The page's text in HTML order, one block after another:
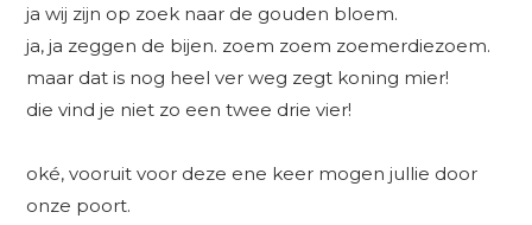
ja wij zijn op zoek naar de gouden bloem.
ja, ja zeggen de bijen. zoem zoem zoemerdiezoem.
maar dat is nog heel ver weg zegt koning mier!
die vind je niet zo een twee drie vier!
oké, vooruit voor deze ene keer mogen jullie door
onze poort.